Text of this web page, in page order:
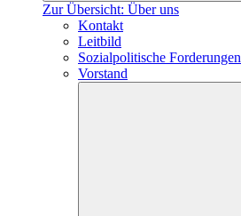
Zur Übersicht: Über uns
Kontakt
Leitbild
Sozialpolitische Forderungen
Vorstand